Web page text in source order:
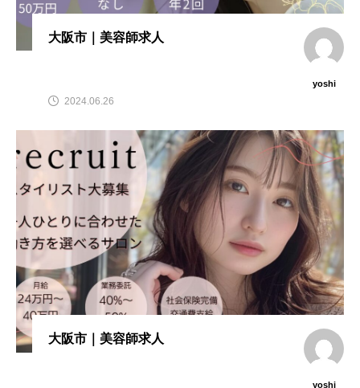
大阪市｜美容師求人
yoshi
2024.06.26
大阪市｜美容師求人
yoshi